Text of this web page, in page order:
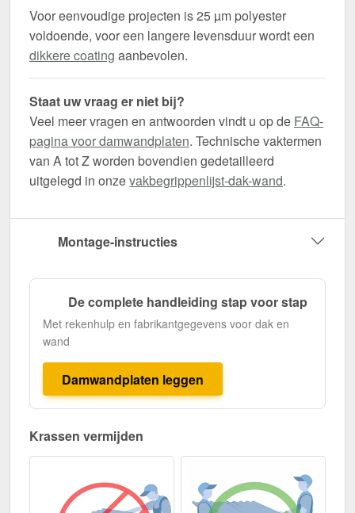
Voor eenvoudige projecten is 25 µm polyester
voldoende, voor een langere levensduur wordt een
dikkere coating aanbevolen.
Staat uw vraag er niet bij?
Veel meer vragen en antwoorden vindt u op de FAQ-
pagina voor damwandplaten. Technische vaktermen
van A tot Z worden bovendien gedetailleerd
uitgelegd in onzevakbegrippenlijst-dak-wand.
Montage-instructies
De complete handleiding stap voor stap
Met rekenhulp en fabrikantgegevens voor dak en
wand
Damwandplaten leggen
Krassen vermijden